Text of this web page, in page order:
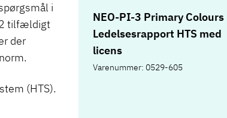
NEO-PI-3 Primary Colours
Ledelsesrapport HTS med
licens
Varenummer: 0529-605
i
tilfældigt
der
(HTS).